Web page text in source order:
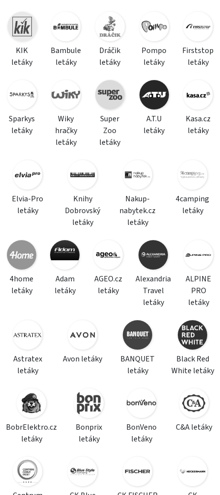
KIK
letáky
Bambule
letáky
Dráčik
letáky
Pompo
letáky
Firststop
letáky
Sparkys
letáky
Wiky
hračky
letáky
Super
Zoo
letáky
A.T.U
letáky
Kasa.cz
letáky
Elvia-Pro
letáky
Knihy
Dobrovský
letáky
Nakup-
nabytek.cz
letáky
4camping
letáky
4home
letáky
Adam
letáky
AGEO.cz
letáky
Alexandria
Travel
letáky
ALPINE
PRO
letáky
Astratex
letáky
Avon letáky
BANQUET
letáky
Black Red
White letáky
BobrElektro.cz
letáky
Bonprix
letáky
BonVeno
letáky
C&A letáky